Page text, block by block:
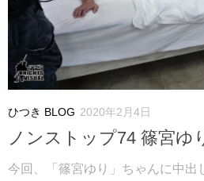
ひつき BLOG 2020年2月4日
ノンストップ74 篠宮ゆ
今回、「篠宮ゆり」ちゃんに中出